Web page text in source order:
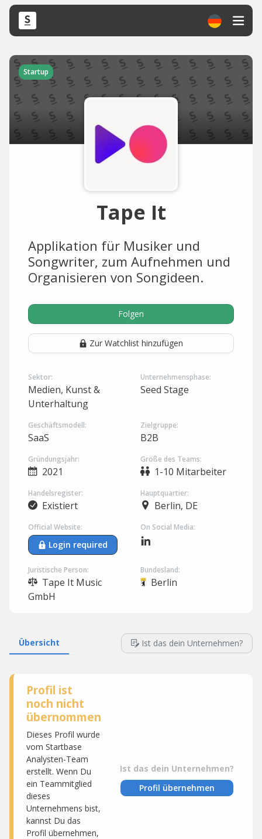
Startup
Tape It
Applikation für Musiker und
Songwriter, zum Aufnehmen und
Organisieren von Songideen.
Folgen
Zur Watchlist hinzufügen
Sektor:
Medien, Kunst &
Unterhaltung
Unternehmensphase:
Seed Stage
Geschäftsmodell:
SaaS
Zielgruppe:
B2B
Gründungsjahr:
2021
Größe des Teams:
1-10 Mitarbeiter
Handelsregister:
Existiert
Hauptquartier:
Berlin, DE
Official Website:
Login required
On Social Media:
Juristische Person:
Tape It Music
GmbH
Bundesland:
Berlin
Übersicht Ist das dein Unternehmen?
Profil ist
noch nicht
übernommen
Dieses Profil wurde
vom Startbase
Analysten-Team
erstellt. Wenn Du
ein Teammitglied
dieses
Unternehmens bist,
kannst Du das
Profil übernehmen,
Ist das dein Unternehmen?
Profil übernehmen